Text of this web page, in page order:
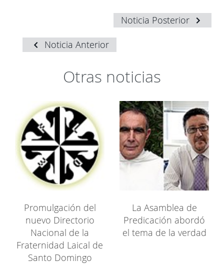
Noticia Posterior
Noticia Anterior
Otras noticias
Promulgación del
nuevo Directorio
Nacional de la
Fraternidad Laical de
Santo Domingo
La Asamblea de
Predicación abordó
el tema de la verdad